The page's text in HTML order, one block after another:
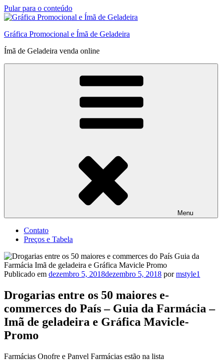
Pular para o conteúdo
Gráfica Promocional e Ímã de Geladeira
Ímã de Geladeira venda online
Menu
Contato
Preços e Tabela
Publicado em dezembro 5, 2018dezembro 5, 2018 pormstyle1
Drogarias entre os 50 maiores e-
commerces do País – Guia da Farmácia –
Imã de geladeira e Gráfica Mavicle-
Promo
Farmácias Onofre e Panvel Farmácias estão na lista